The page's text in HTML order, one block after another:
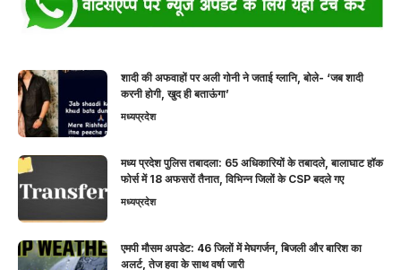
शादी की अफवाहों पर अली गोनी ने जताई ग्लानि, बोले- ‘जब शादी
करनी होगी, खुद ही बताऊंगा’
मध्यप्रदेश
मध्य प्रदेश पुलिस तबादला: 65 अधिकारियों के तबादले, बालाघाट हॉक
फोर्स में 18 अफसरों तैनात, विभिन्न जिलों के CSP बदले गए
मध्यप्रदेश
एमपी मौसम अपडेट: 46 जिलों में मेघगर्जन, बिजली और बारिश का
अलर्ट, तेज हवा के साथ वर्षा जारी